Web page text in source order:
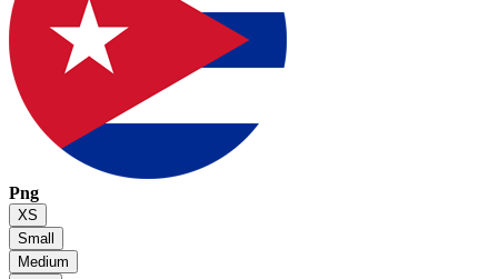
Png
XS
Small
Medium